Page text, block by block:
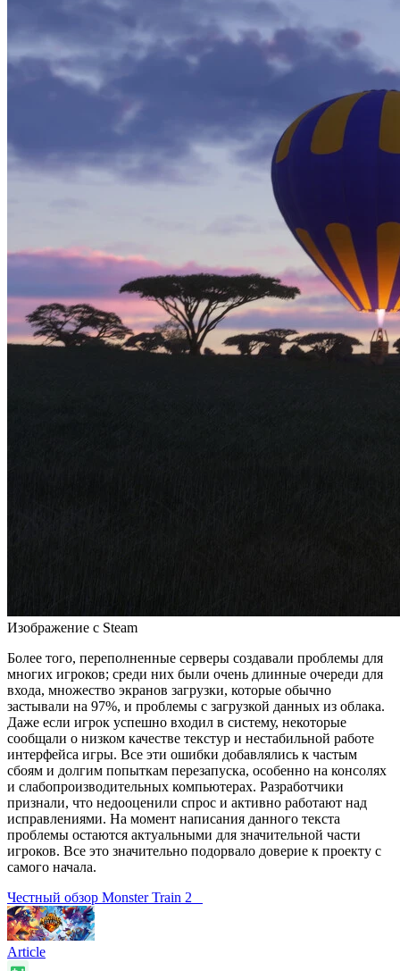
Изображение с Steam
Более того, переполненные серверы создавали проблемы для
многих игроков; среди них были очень длинные очереди для
входа, множество экранов загрузки, которые обычно
застывали на 97%, и проблемы с загрузкой данных из облака.
Даже если игрок успешно входил в систему, некоторые
сообщали о низком качестве текстур и нестабильной работе
интерфейса игры. Все эти ошибки добавлялись к частым
сбоям и долгим попыткам перезапуска, особенно на консолях
и слабопроизводительных компьютерах. Разработчики
признали, что недооценили спрос и активно работают над
исправлениями. На момент написания данного текста
проблемы остаются актуальными для значительной части
игроков. Все это значительно подорвало доверие к проекту с
самого начала.
Честный обзор Monster Train 2
Article